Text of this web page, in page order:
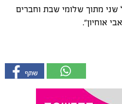
שני מתוך שלומי שבת וחברים
אוחיון".